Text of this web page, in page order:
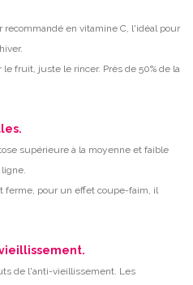
recommandé en vitamine C, l'idéal pour
fruit, juste le rincer. Près de 50% de la
supérieure à la moyenne et faible
ferme, pour un effet coupe-faim, il
de l'anti-vieillissement. Les